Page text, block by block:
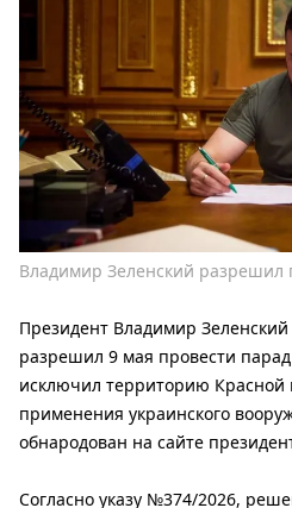
Владимир Зеленский разрешил
Президент Владимир
разрешил 9 мая провести
исключил территорию Красной
применения украинского
обнародован на сайте
Согласно указу №374/2026,